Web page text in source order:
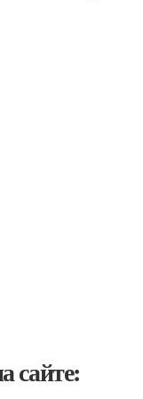
сайте: